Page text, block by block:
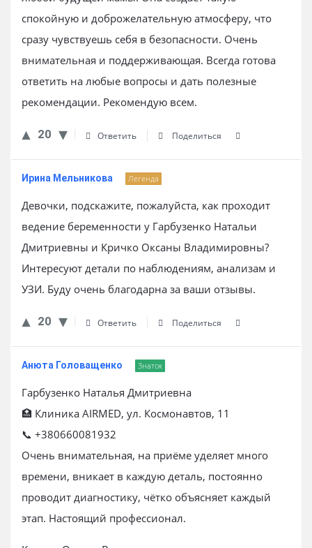
спокойную и доброжелательную атмосферу, что
сразу чувствуешь себя в безопасности. Очень
внимательная и поддерживающая. Всегда готова
ответить на любые вопросы и дать полезные
рекомендации. Рекомендую всем.
20 Ответить Поделиться
Ирина Мельникова Легенда
Девочки, подскажите, пожалуйста, как проходит
ведение беременности у Гарбузенко Натальи
Дмитриевны и Кричко Оксаны Владимировны?
Интересуют детали по наблюдениям, анализам и
УЗИ. Буду очень благодарна за ваши отзывы.
20 Ответить Поделиться
Анюта Головащенко Знаток
Гарбузенко Наталья Дмитриевна
🏥 Клиника AIRMED, ул. Космонавтов, 11
📞 +380660081932
Очень внимательная, на приёме уделяет много
времени, вникает в каждую деталь, постоянно
проводит диагностику, чётко объясняет каждый
этап. Настоящий профессионал.